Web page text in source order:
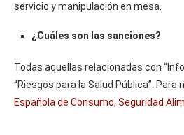
servicio y manipulación en mesa.
¿Cuáles son las sanciones?
Todas aquellas relacionadas con
“Riesgos para la Salud Pública”.
Española de Consumo, Seguridad